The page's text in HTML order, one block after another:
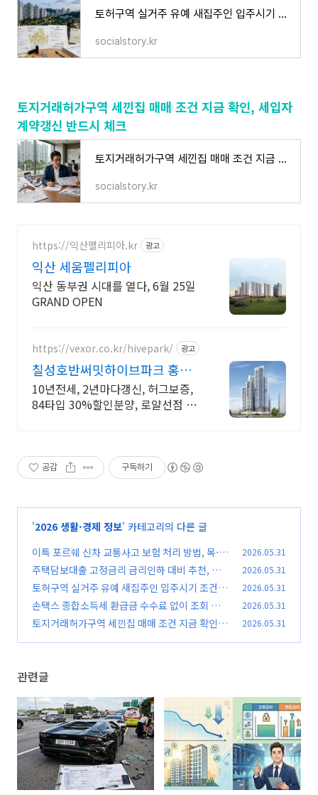
토허구역 실거주 유예 새집주인 입주시기 조건 정리, 지금 바로 확인
socialstory.kr
토지거래허가구역 세낀집 매매 조건 지금 확인, 세입자
계약갱신 반드시 체크
토지거래허가구역 세낀집 매매 조건 지금 확인, 세입자 계약갱신 반드시 체크
socialstory.kr
https://익산펠리피아.kr 광고
익산 세움펠리피아
익산 동부권 시대를 열다, 6월 25일
GRAND OPEN
https://vexor.co.kr/hivepark/ 광고
칠성호반써밋하이브파크 홍보
관 10년 전세임대
10년전세, 2년마다갱신, 허그보증,
84타입 30%할인분양, 로얄선점 빠
공감 구독하기
'2026 생활·경제 정보' 카테고리의 다른 글
이특 포르쉐 신차 교통사고 보험 처리 방법, 목·
허리 통증 보상 지금 바로 확인
(0)
2026.05.31
주택담보대출 고정금리 금리인하 대비 추천, 지
금 갈아타기 전 반드시 확인 (0)
2026.05.31
토허구역 실거주 유예 새집주인 입주시기 조건 정
리, 지금 바로 확인
(0)
2026.05.31
손택스 종합소득세 환급금 수수료 없이 조회 방
법, 지금 바로 확인
(0)
2026.05.31
토지거래허가구역 세낀집 매매 조건 지금 확인,
2026.05.31
관련글